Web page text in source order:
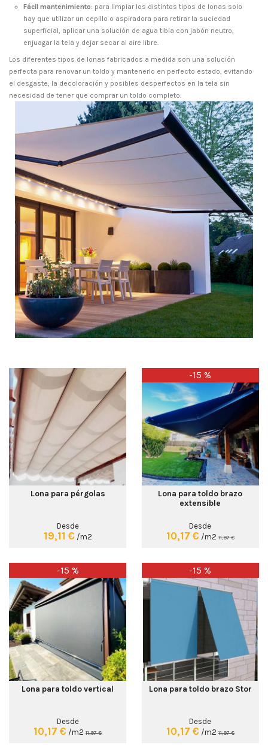
Fácil mantenimiento: para limpiar los distintos tipos de lonas solo
hay que utilizar un cepillo o aspiradora para retirar la suciedad
superficial, aplicar una solución de agua tibia con jabón neutro,
enjuagar la tela y dejar secar al aire libre.
Los diferentes tipos de lonas fabricados a medida son una solución
perfecta para renovar un toldo y mantenerlo en perfecto estado, evitando
el desgaste, la decoloración y posibles desperfectos en la tela sin
necesidad de tener que comprar un toldo completo.
Lona para pérgolas
Desde
19,11 € /m2
-15 %
Lona para toldo brazo
extensible
Desde
10,17 € /m2 11,97 €
-15 %
Lona para toldo vertical
Desde
10,17 € /m2 11,97 €
-15 %
Lona para toldo brazo Stor
Desde
10,17 € /m2 11,97 €